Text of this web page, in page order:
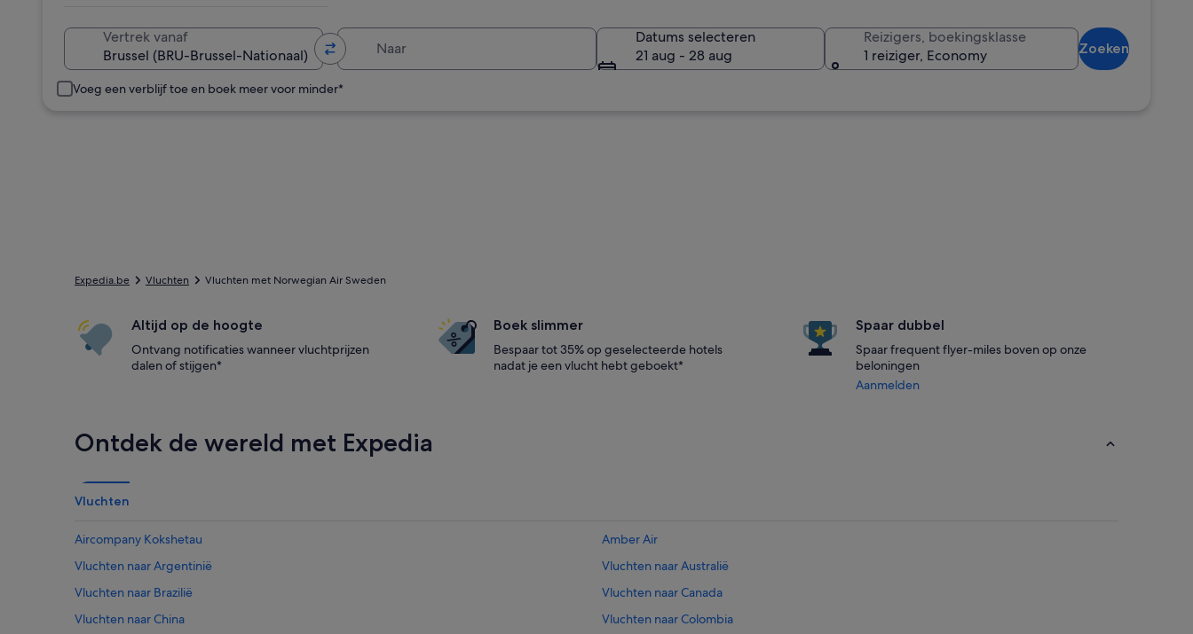
Vertrek vanaf
Datums selecteren
21 aug - 28 aug
Reizigers, boekingsklasse
1 reiziger, Economy
Zoeken
Voeg een verblijf toe en boek meer voor minder*
Expedia.be Vluchten Vluchten met Norwegian Air Sweden
Altijd op de hoogte
Ontvang notificaties wanneer vluchtprijzen
dalen of stijgen*
Boek slimmer
Bespaar tot 35% op geselecteerde hotels
nadat je een vlucht hebt geboekt*
Spaar dubbel
Spaar frequent flyer-miles boven op onze
beloningen
Aanmelden
Ontdek de wereld met Expedia
Vluchten
Aircompany Kokshetau
Amber Air
Vluchten naar Argentinië
Vluchten naar Australië
Vluchten naar Brazilië
Vluchten naar Canada
Vluchten naar China
Vluchten naar Colombia